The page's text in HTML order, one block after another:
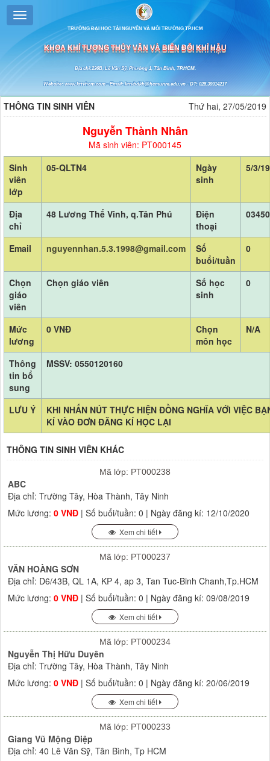
TRƯỜNG ĐẠI HỌC TÀI NGUYÊN VÀ MÔI TRƯỜNG TP.HCM
KHOA KHÍ TƯỢNG THỦY VĂN VÀ BIẾN ĐỔI KHÍ HẬU
Địa chỉ:236B, Lê Văn Sỹ, Phường 1, Tân Bình, TP.HCM.
Website: www.kttvhcm.com - Email: kttvbdkh@hcmunre.edu.vn - ĐT: 028.39914217
THÔNG TIN SINH VIÊN Thứ hai, 27/05/2019
Nguyễn Thành Nhân
Mã sinh viên: PT000145
Sinh
viên
lớp
05-QLTN4
Ngày
sinh
5/3/
Địa
chỉ
48 Lương Thế Vinh, q.Tân Phú
Điện
thoại
Email nguyennhan.5.3.1998@gmail.com
Số
buổi/tuần
0
Chọn
giáo
viên
Chọn giáo viên
Số học
sinh
0
Mức
lương
0 VNĐ
Chọn
môn học
N/A
Thông
tin bổ
sung
MSSV: 0550120160
LƯU Ý
KHI NHẤN NÚT THỰC HIỆN ĐỒNG NGHĨA VỚI VIỆC
KÍ VÀO ĐƠN ĐĂNG KÍ HỌC LẠI
THÔNG TIN SINH VIÊN KHÁC
Mã lớp: PT000238
ABC
Địa chỉ: Trường Tây, Hòa Thành, Tây Ninh
Mức lương: 0 VNĐ | Số buổi/tuần: 0 | Ngày đăng kí: 12/10/2020
Xem chi tiết
Mã lớp: PT000237
VĂN HOÀNG SƠN
Địa chỉ: D6/43B, QL 1A, KP 4, ap 3, Tan Tuc-Binh Chanh,Tp.HCM
Mức lương: 0 VNĐ | Số buổi/tuần: 0 | Ngày đăng kí: 09/08/2019
Xem chi tiết
Mã lớp: PT000234
Nguyễn Thị Hữu Duyên
Địa chỉ: Trường Tây, Hòa Thành, Tây Ninh
Mức lương: 0 VNĐ | Số buổi/tuần: 0 | Ngày đăng kí: 20/06/2019
Xem chi tiết
Mã lớp: PT000233
Giang Vũ Mộng Điệp
Địa chỉ: 40 Lê Văn Sỹ, Tân Bình, Tp HCM